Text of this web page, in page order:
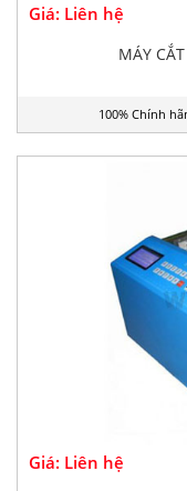
Giá: Liên hệ
MÁY
100% Chính
Giá: Liên hệ